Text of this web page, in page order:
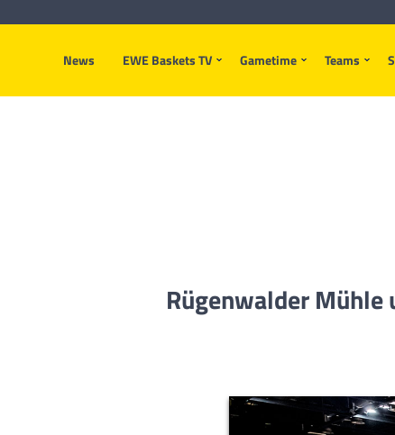
News EWE Baskets TV Gametime Teams
Rügenwalder Mühle